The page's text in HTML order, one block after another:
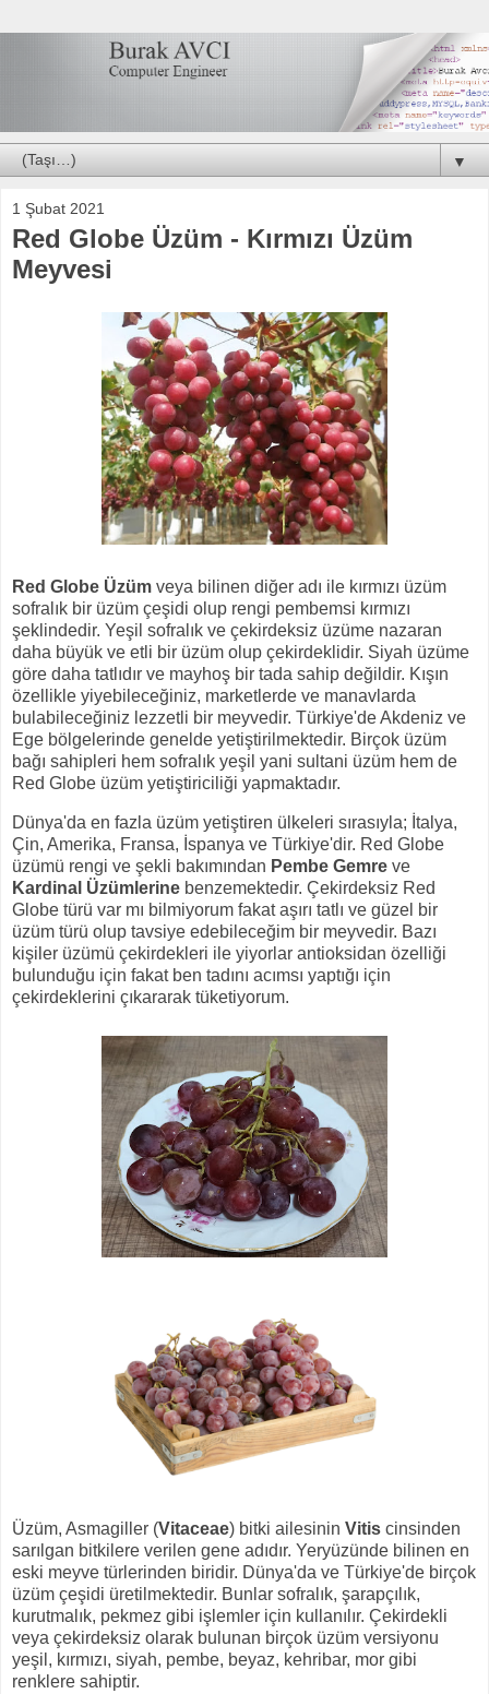
▼
1 Şubat 2021
Red Globe Üzüm - Kırmızı Üzüm
Meyvesi
Red Globe Üzüm veya bilinen diğer adı ile kırmızı üzüm
sofralık bir üzüm çeşidi olup rengi pembemsi kırmızı
şeklindedir. Yeşil sofralık ve çekirdeksiz üzüme nazaran
daha büyük ve etli bir üzüm olup çekirdeklidir. Siyah üzüme
göre daha tatlıdır ve mayhoş bir tada sahip değildir. Kışın
özellikle yiyebileceğiniz, marketlerde ve manavlarda
bulabileceğiniz lezzetli bir meyvedir. Türkiye'de Akdeniz ve
Ege bölgelerinde genelde yetiştirilmektedir. Birçok üzüm
bağı sahipleri hem sofralık yeşil yani sultani üzüm hem de
Red Globe üzüm yetiştiriciliği yapmaktadır.
Dünya'da en fazla üzüm yetiştiren ülkeleri sırasıyla; İtalya,
Çin, Amerika, Fransa, İspanya ve Türkiye'dir. Red Globe
üzümü rengi ve şekli bakımından Pembe Gemre ve
Kardinal Üzümlerine benzemektedir. Çekirdeksiz Red
Globe türü var mı bilmiyorum fakat aşırı tatlı ve güzel bir
üzüm türü olup tavsiye edebileceğim bir meyvedir. Bazı
kişiler üzümü çekirdekleri ile yiyorlar antioksidan özelliği
bulunduğu için fakat ben tadını acımsı yaptığı için
çekirdeklerini çıkararak tüketiyorum.
Üzüm, Asmagiller (Vitaceae) bitki ailesinin Vitis cinsinden
sarılgan bitkilere verilen gene adıdır. Yeryüzünde bilinen en
eski meyve türlerinden biridir. Dünya'da ve Türkiye'de birçok
üzüm çeşidi üretilmektedir. Bunlar sofralık, şarapçılık,
kurutmalık, pekmez gibi işlemler için kullanılır. Çekirdekli
veya çekirdeksiz olarak bulunan birçok üzüm versiyonu
yeşil, kırmızı, siyah, pembe, beyaz, kehribar, mor gibi
renklere sahiptir.